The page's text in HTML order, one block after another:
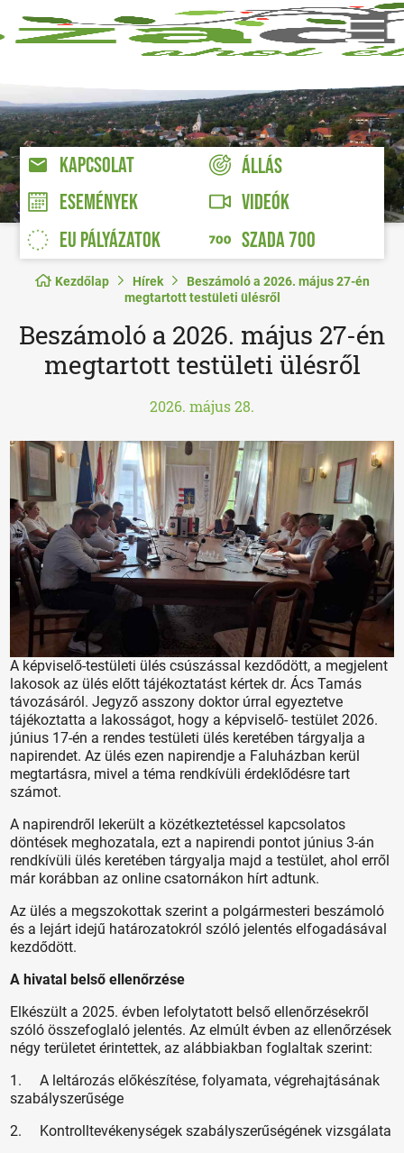
KAPCSOLAT
ÁLLÁS
ESEMÉNYEK
VIDEÓK
EU PÁLYÁZATOK
SZADA 700
Kezdőlap Hírek
Beszámoló a 2026. május 27-én
megtartott testületi ülésről
Beszámoló a 2026. május 27-én
megtartott testületi ülésről
2026. május 28.
A képviselő-testületi ülés csúszással kezdődött, a megjelent
lakosok az ülés előtt tájékoztatást kértek dr. Ács Tamás
távozásáról. Jegyző asszony doktor úrral egyeztetve
tájékoztatta a lakosságot, hogy a képviselő- testület 2026.
június 17-én a rendes testületi ülés keretében tárgyalja a
napirendet. Az ülés ezen napirendje a Faluházban kerül
megtartásra, mivel a téma rendkívüli érdeklődésre tart
számot.
A napirendről lekerült a közétkeztetéssel kapcsolatos
döntések meghozatala, ezt a napirendi pontot június 3-án
rendkívüli ülés keretében tárgyalja majd a testület, ahol erről
már korábban az online csatornákon hírt adtunk.
Az ülés a megszokottak szerint a polgármesteri beszámoló
és a lejárt idejű határozatokról szóló jelentés elfogadásával
kezdődött.
A hivatal belső ellenőrzése
Elkészült a 2025. évben lefolytatott belső ellenőrzésekről
szóló összefoglaló jelentés. Az elmúlt évben az ellenőrzések
négy területet érintettek, az alábbiakban foglaltak szerint:
1. A leltározás előkészítése, folyamata, végrehajtásának
szabályszerűsége
2. Kontrolltevékenységek szabályszerűségének vizsgálata